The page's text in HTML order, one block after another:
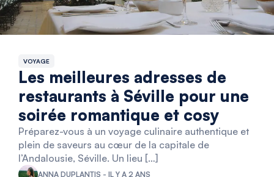
VOYAGE
Les meilleures adresses de
restaurants à Séville pour une
soirée romantique et cosy
Préparez-vous à un voyage culinaire authentique et
plein de saveurs au cœur de la capitale de
l’Andalousie, Séville. Un lieu […]
ANNA DUPLANTIS - IL Y A 2 ANS